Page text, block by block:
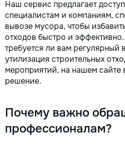
la fiecare detaliu. Contactați-ne
pentru o consultație gratuită și
deviz fără obligații: 069 376 542
+373 603 31 178 Viber | WhatsApp
| Telegram Disponibili zilnic pentru
consultații și programări. Deviz
gratuit Consultanță profesională
Soluții pentru orice buget
ideile în locuințe confortabile,
moderne și funcționale! Calitatea
noastră – liniștea și confortul
Наш сервис предлагает
специалистам и компаниям,
вывозе мусора, чтобы
отходов быстро и
требуется ли вам регулярный
утилизация строительных
мероприятий, на нашем сайте
решение.
Почему важно
профессионалам?